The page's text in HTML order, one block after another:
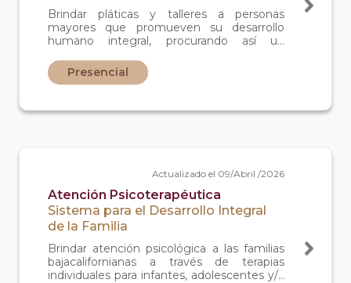
Brindar pláticas y talleres a personas
mayores que promueven su desarrollo
humano integral, procurando así un
de sus derechos.
Presencial
Actualizado el 09/Abril /2026
Atención Psicoterapéutica
Sistema para el Desarrollo Integral
de la Familia
Brindar atención psicológica a las familias
bajacalifornianas a través de terapias
individuales para infantes, adolescentes y/o